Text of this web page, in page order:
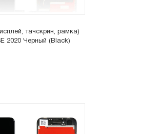
тачскрин, рамка)
2020 Черный (Black)